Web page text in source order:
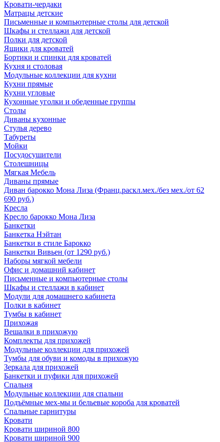
Кровати-чердаки
Матрацы детские
Письменные и компьютерные столы для детской
Шкафы и стеллажи для детской
Полки для детской
Ящики для кроватей
Бортики и спинки для кроватей
Кухня и столовая
Модульные коллекции для кухни
Кухни прямые
Кухни угловые
Кухонные уголки и обеденные группы
Столы
Диваны кухонные
Стулья дерево
Табуреты
Мойки
Посудосушители
Столешницы
Мягкая Мебель
Диваны прямые
Диван барокко Мона Лиза (Франц.раскл.мех./без мех./от 62
690 руб.)
Кресла
Кресло барокко Мона Лиза
Банкетки
Банкетка Нэйтан
Банкетки в стиле Барокко
Банкетки Вивьен (от 1290 руб.)
Наборы мягкой мебели
Офис и домашний кабинет
Письменные и компьютерные столы
Шкафы и стеллажи в кабинет
Модули для домашнего кабинета
Полки в кабинет
Тумбы в кабинет
Прихожая
Вешалки в прихожую
Комплекты для прихожей
Модульные коллекции для прихожей
Тумбы для обуви и комоды в прихожую
Зеркала для прихожей
Банкетки и пуфики для прихожей
Спальня
Модульные коллекции для спальни
Подъёмные мех-мы и бельевые короба для кроватей
Спальные гарнитуры
Кровати
Кровати шириной 800
Кровати шириной 900